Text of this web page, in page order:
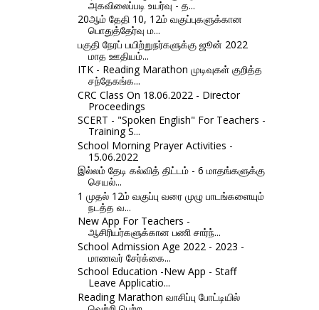
அகவிலைப்படி உயர்வு - த...
20ஆம் தேதி 10, 12ம் வகுப்புகளுக்கான
பொதுத்தேர்வு ம...
பகுதி நேரப் பயிற்றுநர்களுக்கு ஜூன் 2022
மாத ஊதியம்...
ITK - Reading Marathon முடிவுகள் குறித்த
சந்தேகங்க...
CRC Class On 18.06.2022 - Director
Proceedings
SCERT - "Spoken English" For Teachers -
Training S...
School Morning Prayer Activities -
15.06.2022
இல்லம் தேடி கல்வித் திட்டம் - 6 மாதங்களுக்கு
செயல்...
1 முதல் 12ம் வகுப்பு வரை முழு பாடங்களையும்
நடத்த வ...
New App For Teachers -
ஆசிரியர்களுக்கான பணி சார்ந்...
School Admission Age 2022 - 2023 -
மாணவர் சேர்க்கை...
School Education -New App - Staff
Leave Applicatio...
Reading Marathon வாசிப்பு போட்டியில்